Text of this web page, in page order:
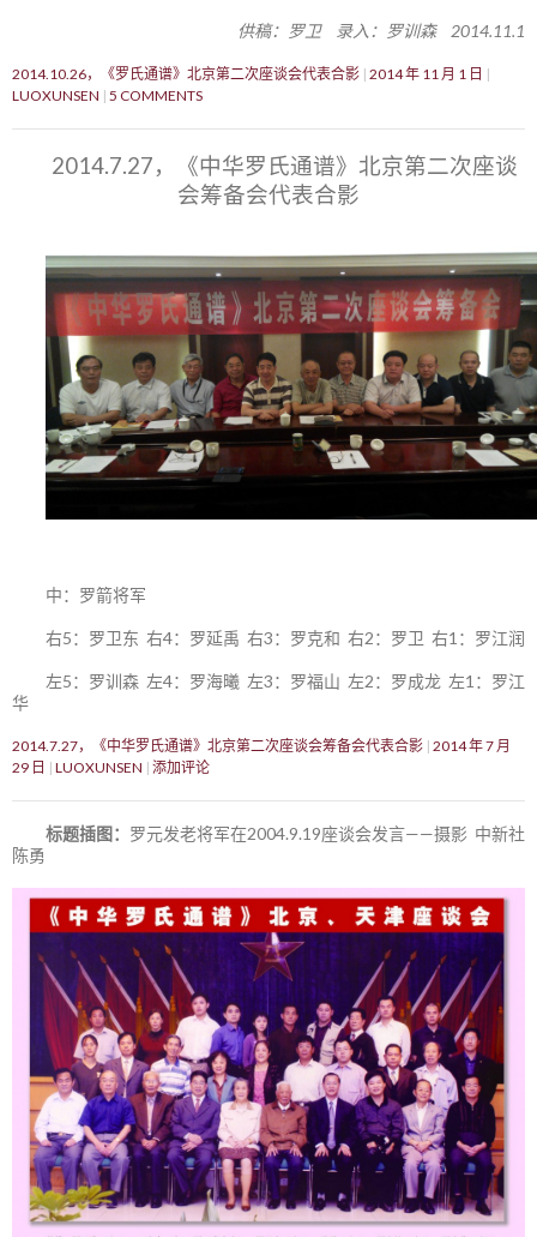
供稿：罗卫 录入：罗训森 2014.11.1
2014.10.26，《罗氏通谱》北京第二次座谈会代表合影 2014 年 11 月 1 日
LUOXUNSEN 5 COMMENTS
2014.7.27，《中华罗氏通谱》北京第二次座谈
会筹备会代表合影
中：罗箭将军
右5：罗卫东 右4：罗延禹 右3：罗克和 右2：罗卫 右1：罗江润
左5：罗训森 左4：罗海曦 左3：罗福山 左2：罗成龙 左1：罗江
华
2014.7.27，《中华罗氏通谱》北京第二次座谈会筹备会代表合影 2014 年 7 月
29 日
LUOXUNSEN 添加评论
标题插图： 罗元发老将军在2004.9.19座谈会发言——摄影 中新社
陈勇